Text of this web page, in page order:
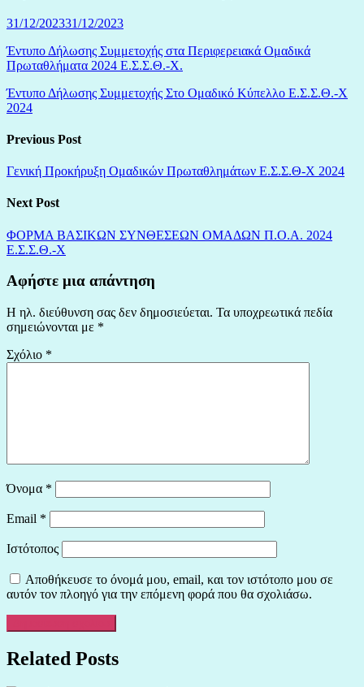
31/12/202331/12/2023
Έντυπο Δήλωσης Συμμετοχής στα Περιφερειακά Ομαδικά
Πρωταθλήματα 2024 Ε.Σ.Σ.Θ.-Χ.
Έντυπο Δήλωσης Συμμετοχής Στο Ομαδικό Κύπελλο Ε.Σ.Σ.Θ.-Χ
2024
Previous Post
Γενική Προκήρυξη Ομαδικών Πρωταθλημάτων Ε.Σ.Σ.Θ-Χ 2024
Next Post
ΦΟΡΜΑ ΒΑΣΙΚΩΝ ΣΥΝΘΕΣΕΩΝ ΟΜΑΔΩΝ Π.Ο.Α. 2024
Ε.Σ.Σ.Θ.-Χ
Αφήστε μια απάντηση
Η ηλ. διεύθυνση σας δεν δημοσιεύεται. Τα υποχρεωτικά πεδία
σημειώνονται με *
Σχόλιο *
Όνομα *
Email *
Ιστότοπος
Αποθήκευσε το όνομά μου, email, και τον ιστότοπο μου σε
αυτόν τον πλοηγό για την επόμενη φορά που θα σχολιάσω.
Related Posts